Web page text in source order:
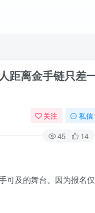
距离金手链只差
关注 私信
45 14
可及的舞台。因为报名仅